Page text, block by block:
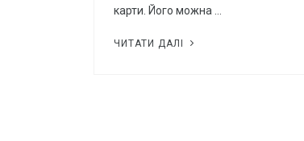
карти. Його можна …
ЧИТАТИ ДАЛІ